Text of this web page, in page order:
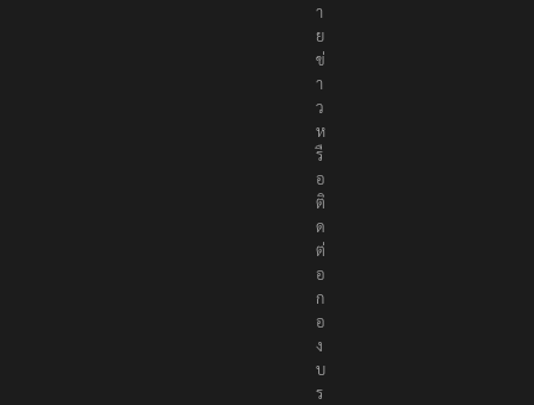
า
ย
ข่
า
ว
ห
รื
อ
ติ
ด
ต่
อ
ก
อ
ง
บ
ร